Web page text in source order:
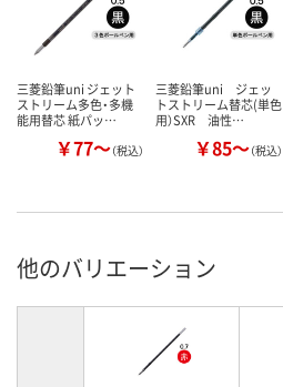
三菱鉛筆uni ジェット
ストリーム多色・多機
能用替芯 紙パッ…
￥77～（税込）
三菱鉛筆uni ジェッ
トストリーム替芯(単色
用）SXR 油性…
￥85～（税込）
他のバリエーション